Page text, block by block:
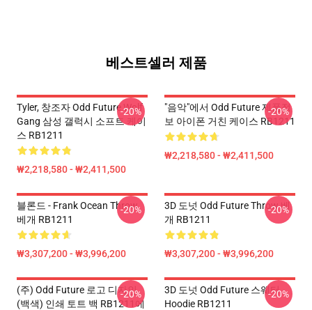
베스트셀러 제품
Tyler, 창조자 Odd Future Wolf
Gang 삼성 갤럭시 소프트 케이
스 RB1211
₩2,218,580 - ₩2,411,500
-20%
"음악"에서 Odd Future 제품정
보 아이폰 거친 케이스 RB1211
₩2,218,580 - ₩2,411,500
-20%
블론드 - Frank Ocean Throw
베개 RB1211
₩3,307,200 - ₩3,996,200
-20%
3D 도넛 Odd Future Throw 베
개 RB1211
₩3,307,200 - ₩3,996,200
-20%
(주) Odd Future 로고 디자인
(백색) 인쇄 토트 백 RB1211에
-20%
3D 도넛 Odd Future 스웨터
Hoodie RB1211
-20%